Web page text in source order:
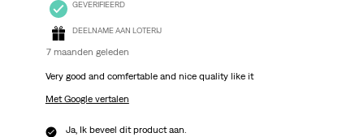
GEVERIFIEERD
DEELNAME AAN LOTERIJ
7 maanden geleden
Very good and comfertable and nice quality like it
Met Google vertalen
Ja, Ik beveel dit product aan.